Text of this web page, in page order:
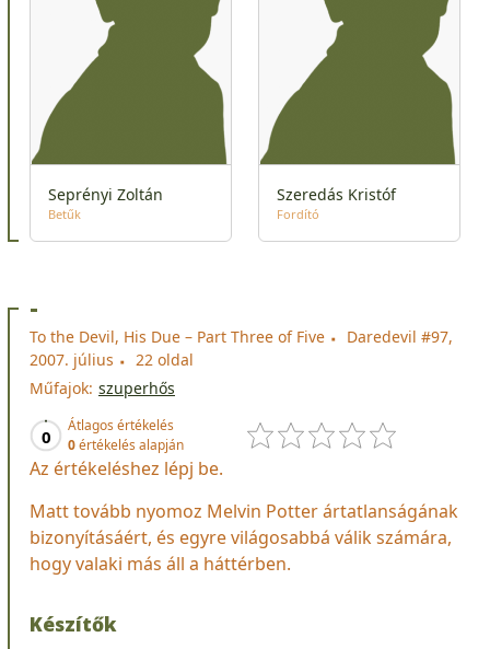
Seprényi Zoltán
Betűk
Szeredás Kristóf
Fordító
-
To the Devil, His Due – Part Three of Five
Daredevil #97,
2007. július
22 oldal
Műfajok: szuperhős
0
Átlagos értékelés
0értékelés alapján
Az értékeléshez lépj be.
Matt tovább nyomoz Melvin Potter ártatlanságának
bizonyításáért, és egyre világosabbá válik számára,
hogy valaki más áll a háttérben.
Készítők